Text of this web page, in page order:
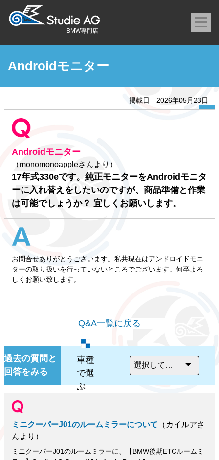
BMW専門店
Androidモニター
掲載日：2026年05月23日
Androidモニター
（monomonoappleさんより）
17年式330eです。純正モニターをAndroidモニタ
ーに入れ替えをしたいのですが、商品準備と作業
は可能でしょうか？ 宜しくお願いします。
お問合せありがとうございます。私共現在はアンドロイドモニ
ターの取り扱いを行っていないところでございます。何卒よろ
しくお願い致します。
Q&A一覧に戻る
過去の質問と
回答をみる
車種
で選
ぶ
ミニクーパーJ01のルームミラーについて （カイルアさ
んより）
ミニクーパーJ01のルームミラーに、【BMW後期ETCルームミ